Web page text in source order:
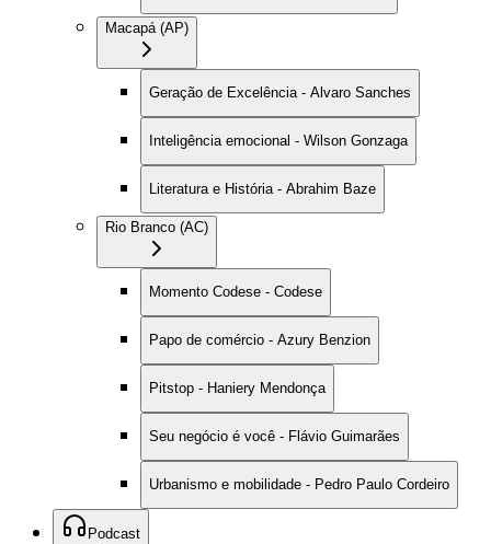
Macapá (AP)
Geração de Excelência - Alvaro Sanches
Inteligência emocional - Wilson Gonzaga
Literatura e História - Abrahim Baze
Rio Branco (AC)
Momento Codese - Codese
Papo de comércio - Azury Benzion
Pitstop - Haniery Mendonça
Seu negócio é você - Flávio Guimarães
Urbanismo e mobilidade - Pedro Paulo Cordeiro
Podcast